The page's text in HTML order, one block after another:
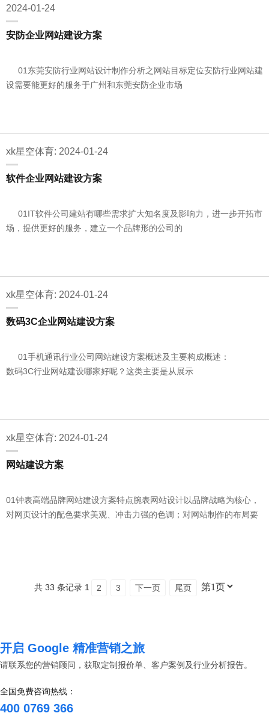
2024-01-24
安防企业网站建设方案
01东莞安防行业网站设计制作分析之网站目标定位安防行业网站建
设需要能更好的服务于广州和东莞安防企业市场
xk星空体育: 2024-01-24
软件企业网站建设方案
01IT软件公司建站有哪些需求扩大知名度及影响力，进一步开拓市
场，提供更好的服务，建立一个品牌形的公司的
xk星空体育: 2024-01-24
数码3C企业网站建设方案
01手机通讯行业公司网站建设方案概述及主要构成概述：
数码3C行业网站建设哪家好呢？这类主要是从展示
xk星空体育: 2024-01-24
网站建设方案
01钟表高端品牌网站建设方案特点腕表网站设计以品牌战略为核心，
对网页设计的配色要求美观、冲击力强的色调；对网站制作的布局要
共 33 条记录 1 2 3 下一页 尾页
开启 Google 精准营销之旅
请联系您的营销顾问，获取定制报价单、客户案例及行业分析报告。
全国免费咨询热线：
400 0769 366